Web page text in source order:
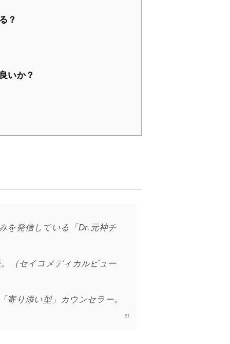
？
いか？
を発信している「Dr.元神チ
（セイコメディカルビュー
寄り添い型」カウンセラー。